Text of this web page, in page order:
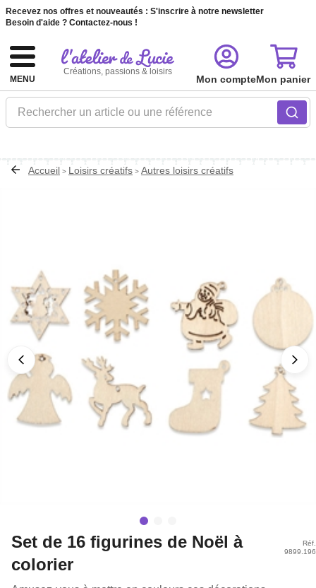
Recevez nos offres et nouveautés : S'inscrire à notre newsletter
Besoin d'aide ? Contactez-nous !
MENU
Créations, passions & loisirs
Rechercher un article ou une référence
Mon compteMon panier
Accueil > Loisirs créatifs > Autres loisirs créatifs
Set de 16 figurines de Noël à
colorier
Réf.
9899.196